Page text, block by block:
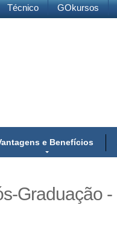
Técnico GOkursos
e Benefícios
Graduação-